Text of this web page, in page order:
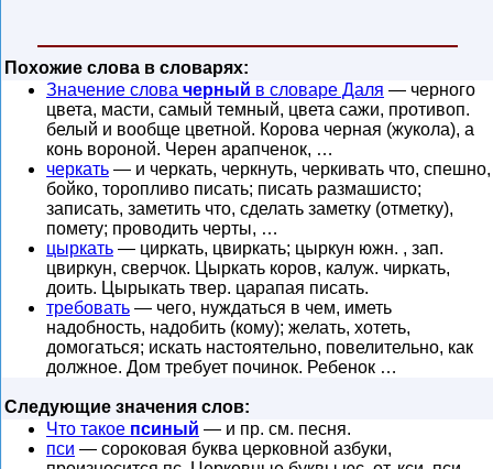
Похожие слова в словарях:
Значение слова черный в словаре Даля — черного
цвета, масти, самый темный, цвета сажи, противоп.
белый и вообще цветной. Корова черная (жукола), а
конь вороной. Черен арапченок, …
черкать — и черкать, черкнуть, черкивать что, спешно,
бойко, торопливо писать; писать размашисто;
записать, заметить что, сделать заметку (отметку),
помету; проводить черты, …
цыркать — циркать, цвиркать; цыркун южн. , зап.
цвиркун, сверчок. Цыркать коров, калуж. чиркать,
доить. Цырыкать твер. царапая писать.
требовать — чего, нуждаться в чем, иметь
надобность, надобить (кому); желать, хотеть,
домогаться; искать настоятельно, повелительно, как
должное. Дом требует починок. Ребенок …
Следующие значения слов:
Что такое псиный — и пр. см. песня.
пси — сороковая буква церковной азбуки,